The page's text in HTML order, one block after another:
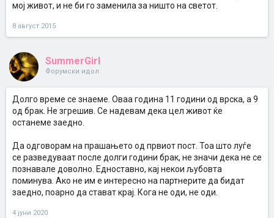
мој живот, и не би го заменила за ништо на светот.
8 август 2015
SummerGirl
Форумски идол
Долго време се знаеме. Оваа година 11 години од врска, а 9
од брак. Не згрешив. Се надевам дека цел живот ќе
останеме заедно.
Да одговорам на прашањето од првиот пост. Тоа што луѓе
се разведуваат после долги години брак, не значи дека не се
познавале доволно. Едноставно, кај некои љубовта
поминува. Ако не им е интересно на партнерите да бидат
заедно, поарно да стават крај. Кога не оди, не оди.
4 јуни 2020